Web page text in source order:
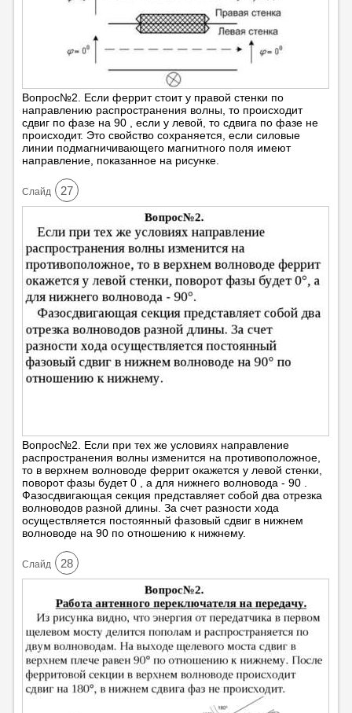
Вопрос№2. Если феррит стоит у правой стенки по
направлению распространения волны, то происходит
сдвиг по фазе на 90 , если у левой, то сдвига по фазе не
происходит. Это свойство сохраняется, если силовые
линии подмагничивающего магнитного поля имеют
направление, показанное на рисунке.
Cлайд 27
Вопрос№2. Если при тех же условиях направление
распространения волны изменится на противоположное,
то в верхнем волноводе феррит окажется у левой стенки,
поворот фазы будет 0 , а для нижнего волновода - 90 .
Фазосдвигающая секция представляет собой два отрезка
волноводов разной длины. За счет разности хода
осуществляется постоянный фазовый сдвиг в нижнем
волноводе на 90 по отношению к нижнему.
Cлайд 28